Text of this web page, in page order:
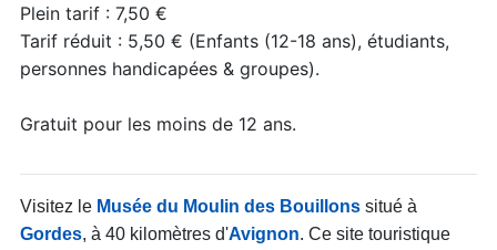
Plein tarif : 7,50 €
Tarif réduit : 5,50 € (Enfants (12-18 ans), étudiants,
personnes handicapées & groupes).
Gratuit pour les moins de 12 ans.
Visitez le Musée du Moulin des Bouillonssitué à
Gordes, à 40 kilomètres d'Avignon. Ce site touristique